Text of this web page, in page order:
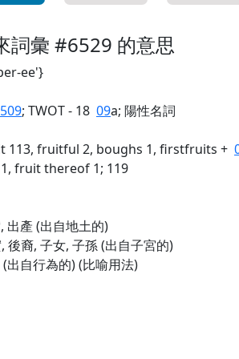
詞彙 #6529 的意思
ee'}
; TWOT - 18 09a; 陽性名詞
113, fruitful 2, boughs 1, firstfruits +
fruit thereof 1; 119
出產 (出自地土的)
後裔, 子女, 子孫 (出自子宮的)
(出自行為的) (比喻用法)